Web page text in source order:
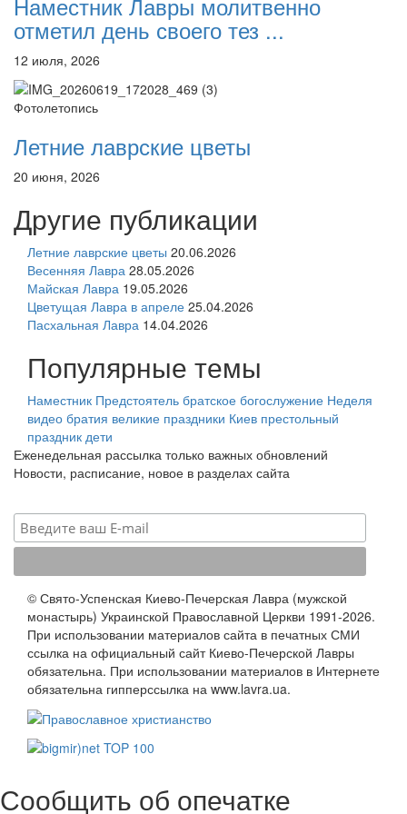
отметил день своего тез ...
12 июля, 2026
Фотолетопись
Летние лаврские цветы
20 июня, 2026
Другие публикации
Летние лаврские цветы 20.06.2026
Весенняя Лавра 28.05.2026
Майская Лавра 19.05.2026
Цветущая Лавра в апреле 25.04.2026
Пасхальная Лавра 14.04.2026
Популярные темы
Наместник Предстоятель братское богослужение Неделя
видео братия великие праздники Киев престольный
праздник дети
Еженедельная рассылка только важных обновлений
Новости, расписание, новое в разделах сайта
© Свято-Успенская Киево-Печерская Лавра (мужской
монастырь) Украинской Православной Церкви 1991-2026.
При использовании материалов сайта в печатных СМИ
ссылка на официальный сайт Киево-Печерской Лавры
обязательна. При использовании материалов в Интернете
обязательна гипперссылка на www.lavra.ua.
Сообщить об опечатке